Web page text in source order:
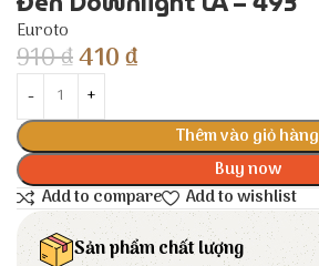
Euroto
910₫410₫
Thêm vào giỏ hàng
Buy now
Add to compare
Add to wishlist
Sản phẩm chất lượng